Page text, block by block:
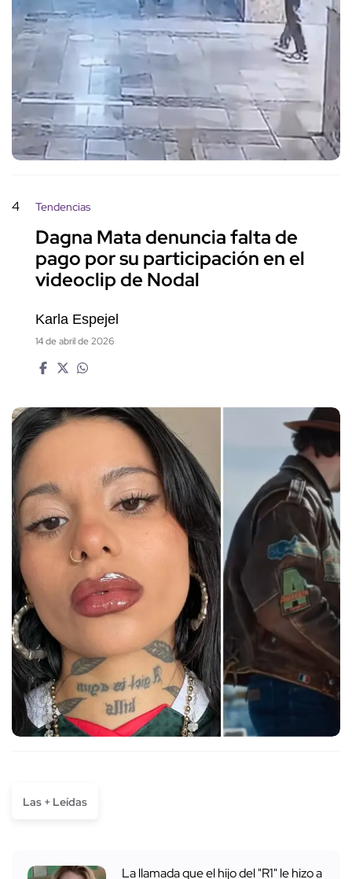
4 Tendencias
Dagna Mata denuncia falta de
pago por su participación en el
videoclip de Nodal
Karla Espejel
14 de abril de 2026
Las + Leídas
La llamada que el hijo del "R1" le hizo a